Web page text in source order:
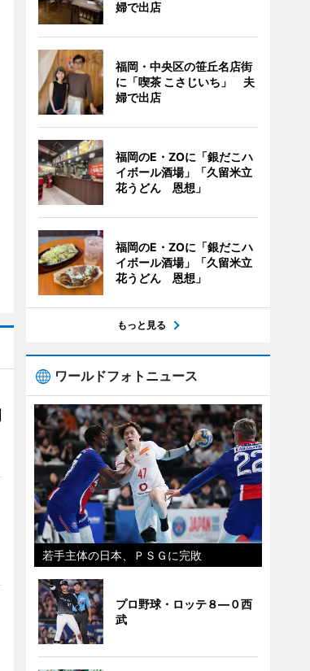
婦で出店
福岡・中央区の笹丘名店街
に「喫茶 こさじいち」 夫
婦で出店
福岡のE・ZOに「銀だこハ
イボール酒場」「久留米立
花うどん 恩想」
福岡のE・ZOに「銀だこハ
イボール酒場」「久留米立
花うどん 恩想」
もっと見る
ワールドフォトニュース
若手主体の日本、ＰＳＧに完敗
プロ野球・ロッテ８―０西
武